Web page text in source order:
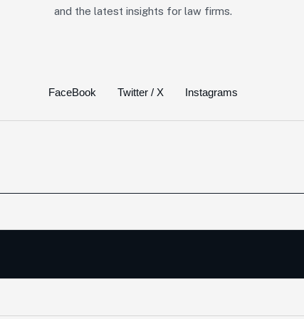
and the latest insights for law firms.
FaceBook Twitter / X Instagrams